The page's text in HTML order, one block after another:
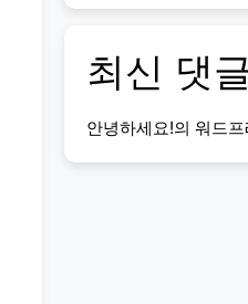
최신 댓
안녕하세요!의 워드